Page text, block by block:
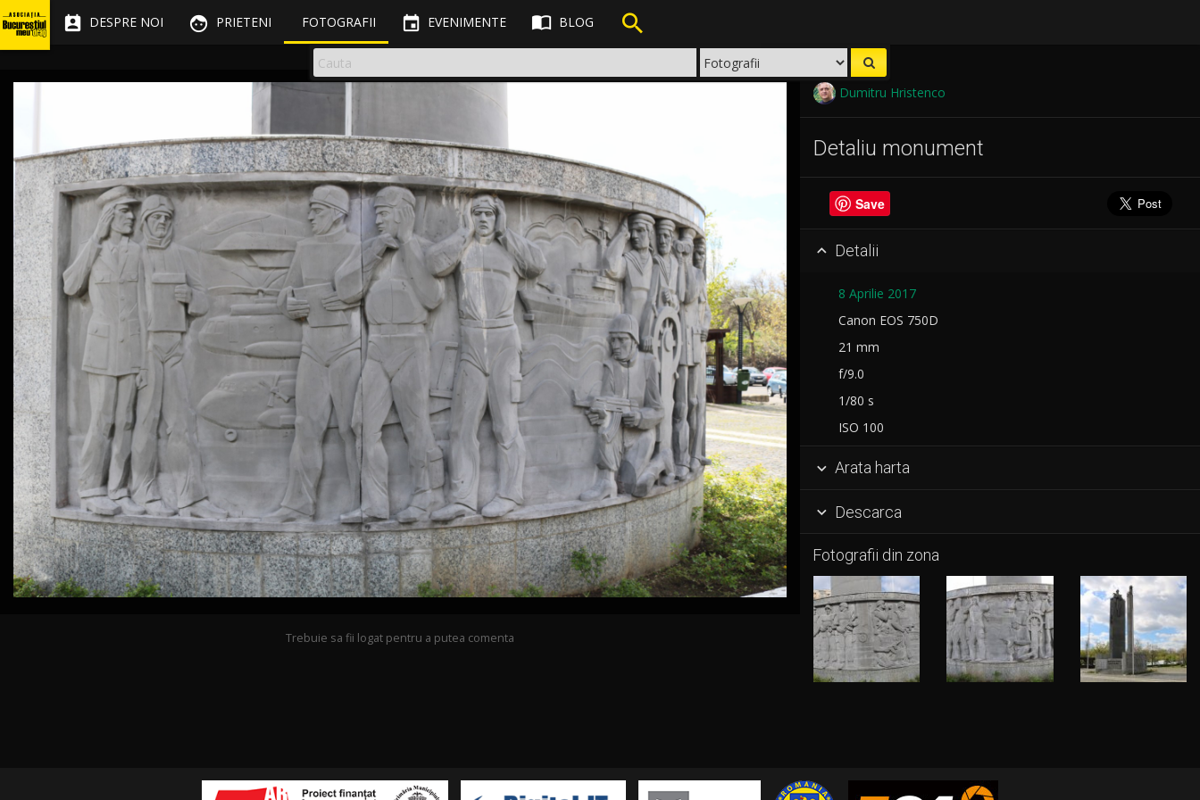
 DESPRE NOI  PRIETENI FOTOGRAFII  EVENIMENTE  BLOG 
Dumitru Hristenco
Detaliu monument
Save
 Detalii
8 Aprilie 2017
Canon EOS 750D
21 mm
f/9.0
1/80 s
ISO 100
 Arata harta
 Descarca
Fotografii din zona
Trebuie sa fii logat pentru a putea comenta